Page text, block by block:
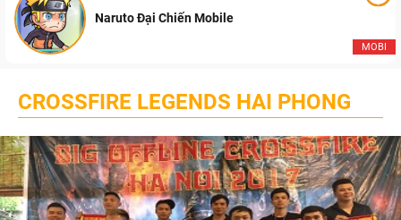
MOBI
Naruto Đại Chiến Mobile
CROSSFIRE LEGENDS HAI PHONG